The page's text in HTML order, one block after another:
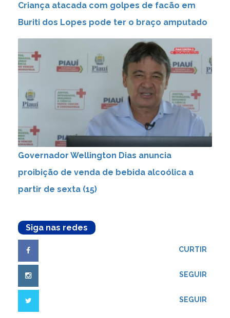
Criança atacada com golpes de facão em
Buriti dos Lopes pode ter o braço amputado
Governador Wellington Dias anuncia
proibição de venda de bebida alcoólica a
partir de sexta (15)
Siga nas redes
CURTIR
SEGUIR
SEGUIR